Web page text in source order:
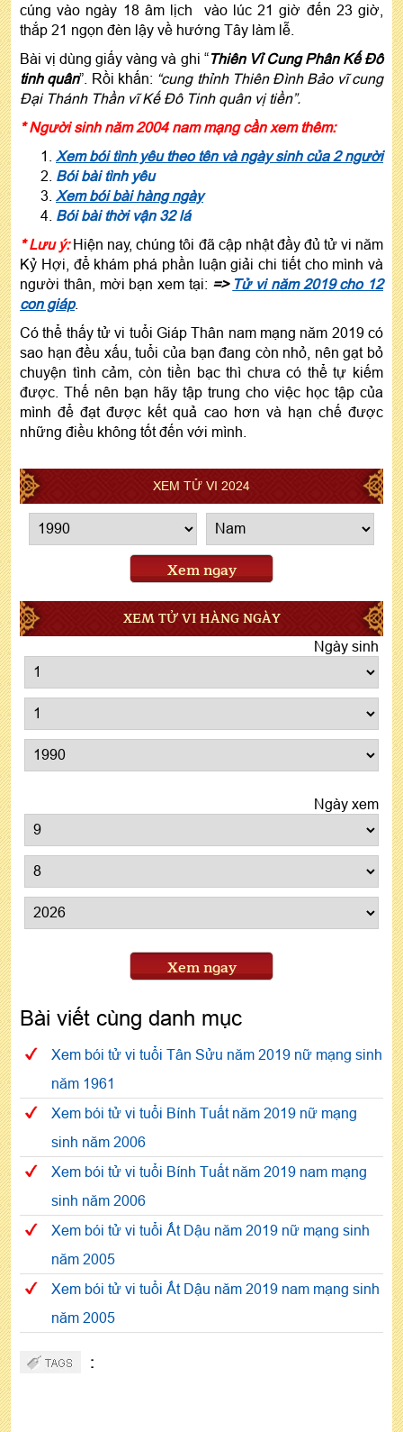
cúng vào ngày 18 âm lịch vào lúc 21 giờ đến 23 giờ,
thắp 21 ngọn đèn lậy về hướng Tây làm lễ.
Bài vị dùng giấy vàng và ghi “Thiên Vỉ Cung Phân Kế Đô
tinh quân”. Rồi khấn: “cung thỉnh Thiên Đình Bảo vĩ cung
Đại Thánh Thần vĩ Kế Đô Tinh quân vị tiền”.
* Người sinh năm 2004 nam mạng cần xem thêm:
Xem bói tình yêu theo tên và ngày sinh của 2 người
Bói bài tình yêu
Xem bói bài hàng ngày
Bói bài thời vận 32 lá
* Lưu ý: Hiện nay, chúng tôi đã cập nhật đầy đủ tử vi năm
Kỷ Hợi, để khám phá phần luận giải chi tiết cho mình và
người thân, mời bạn xem tại: => Tử vi năm 2019 cho 12
con giáp.
Có thể thấy tử vi tuổi Giáp Thân nam mạng năm 2019 có
sao hạn đều xấu, tuổi của bạn đang còn nhỏ, nên gạt bỏ
chuyện tình cảm, còn tiền bạc thì chưa có thể tự kiếm
được. Thế nên bạn hãy tập trung cho việc học tập của
mình để đạt được kết quả cao hơn và hạn chế được
những điều không tốt đến với mình.
XEM TỬ VI 2024
Xem ngay
XEM TỬ VI HÀNG NGÀY
Ngày sinh
Ngày xem
Xem ngay
Bài viết cùng danh mục
Xem bói tử vi tuổi Tân Sửu năm 2019 nữ mạng sinh
năm 1961
Xem bói tử vi tuổi Bính Tuất năm 2019 nữ mạng
sinh năm 2006
Xem bói tử vi tuổi Bính Tuất năm 2019 nam mạng
sinh năm 2006
Xem bói tử vi tuổi Ất Dậu năm 2019 nữ mạng sinh
năm 2005
Xem bói tử vi tuổi Ất Dậu năm 2019 nam mạng sinh
năm 2005
: